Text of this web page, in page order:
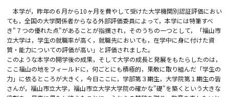
本学が，昨年の６月から10ヶ月を費やして受けた大学機関別認証評価におい
ても，全国の大学関係者からなる外部評価委員によって，本学には特筆すべ
き"７つの優れた点"があることが指摘され，そのうちの一つとして，「福山市
立大学は，学生の就職率が高く，就職先においても，在学中に身に付けた資
質・能力についての評価が高い」と評価されました。
このような本学の開学後の成果，そして大学の成長と発展をもたらしたのは，
ここ福山の地をフィールドに，何ごとにも積極的，果敢に取り組んだ「学生の
力」に依るところが大きく，今日ここに，学部第３期生，大学院第１期生の皆
さんが，福山市立大学，福山市立大学大学院の確かな"礎"を築くという大きな